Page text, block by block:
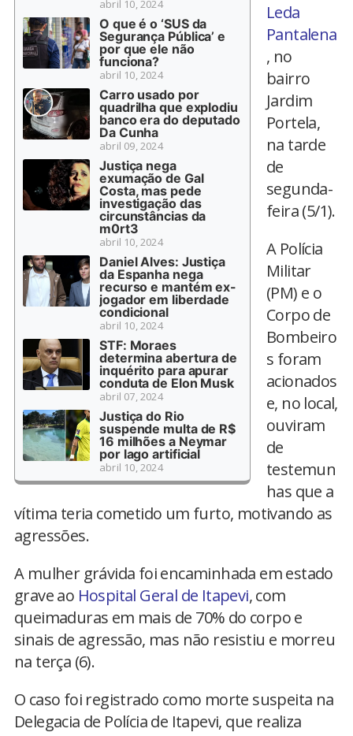
abril 10, 2024
O que é o ‘SUS da
Segurança Pública’ e
por que ele não
funciona?
abril 10, 2024
Carro usado por
quadrilha que explodiu
banco era do deputado
Da Cunha
abril 09, 2024
Justiça nega
exumação de Gal
Costa, mas pede
investigação das
circunstâncias da
m0rt3
abril 10, 2024
Daniel Alves: Justiça
da Espanha nega
recurso e mantém ex-
jogador em liberdade
condicional
abril 10, 2024
STF: Moraes
determina abertura de
inquérito para apurar
conduta de Elon Musk
abril 07, 2024
Justiça do Rio
suspende multa de R$
16 milhões a Neymar
por lago artificial
abril 10, 2024
Leda
Pantalena
, no
bairro
Jardim
Portela,
na tarde
de
segunda-
feira (5/1).
A Polícia
Militar
(PM) e o
Corpo de
Bombeiro
s foram
acionados
e, no local,
ouviram
de
testemun
has que a
vítima teria cometido um furto, motivando as
agressões.
A mulher grávida foi encaminhada em estado
grave ao Hospital Geral de Itapevi, com
queimaduras em mais de 70% do corpo e
sinais de agressão, mas não resistiu e morreu
na terça (6).
O caso foi registrado como morte suspeita na
Delegacia de Polícia de Itapevi, que realiza